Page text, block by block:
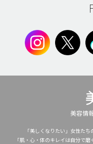
美容情
「美しくなりたい」女性た
「肌・心・体のキレイは自分で